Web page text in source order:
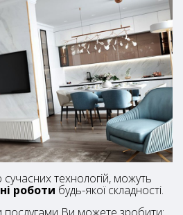
технологій, можуть
роботи будь-якої складності.